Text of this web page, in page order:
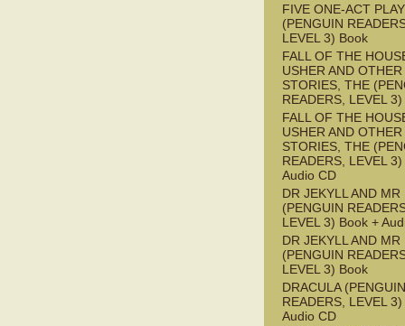
FIVE ONE-ACT
(PENGUIN
LEVEL 3) Book
FALL OF THE
USHER AND OTHER
STORIES, THE
READERS, LEVEL
FALL OF THE
USHER AND OTHER
STORIES, THE
READERS, LEVEL
Audio CD
DR JEKYLL AND MR
(PENGUIN
LEVEL 3) Book +
DR JEKYLL AND MR
(PENGUIN
LEVEL 3) Book
DRACULA (PENGUIN
READERS, LEVEL
Audio CD